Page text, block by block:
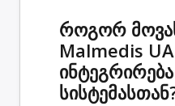
როგორ
Malmedis